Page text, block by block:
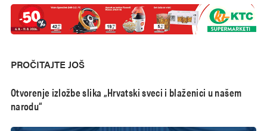
PROČITAJTE JOŠ
Otvorenje izložbe slika „Hrvatski sveci i blaženici u našem
narodu“